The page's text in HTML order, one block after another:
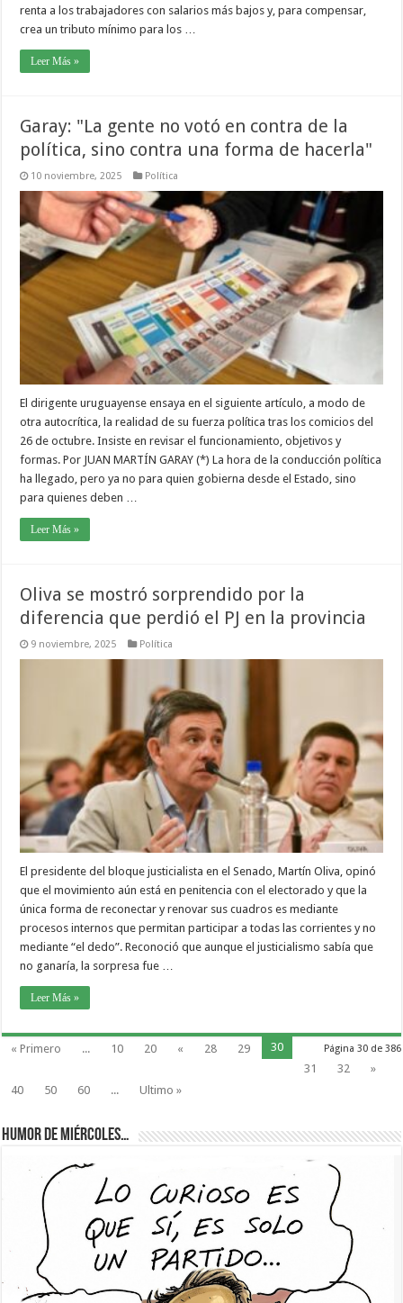
renta a los trabajadores con salarios más bajos y, para compensar,
crea un tributo mínimo para los …
Leer Más »
Garay: "La gente no votó en contra de la
política, sino contra una forma de hacerla"
10 noviembre, 2025 Política
El dirigente uruguayense ensaya en el siguiente artículo, a modo de
otra autocrítica, la realidad de su fuerza política tras los comicios del
26 de octubre. Insiste en revisar el funcionamiento, objetivos y
formas. Por JUAN MARTÍN GARAY (*) La hora de la conducción política
ha llegado, pero ya no para quien gobierna desde el Estado, sino
para quienes deben …
Leer Más »
Oliva se mostró sorprendido por la
diferencia que perdió el PJ en la provincia
9 noviembre, 2025 Política
El presidente del bloque justicialista en el Senado, Martín Oliva, opinó
que el movimiento aún está en penitencia con el electorado y que la
única forma de reconectar y renovar sus cuadros es mediante
procesos internos que permitan participar a todas las corrientes y no
mediante “el dedo”. Reconoció que aunque el justicialismo sabía que
no ganaría, la sorpresa fue …
Leer Más »
Página 30 de 386
« Primero ... 10 20 « 28 29
30
31
32
»
40
50 60 ... Ultimo »
Humor de Miércoles…